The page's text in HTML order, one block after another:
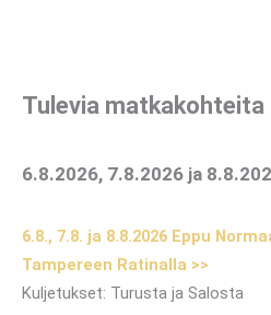
Tulevia matkakohteita
6.8.2026, 7.8.2026 ja
6.8., 7.8. ja 8.8.2026 Eppu
Tampereen Ratinalla >>
Kuljetukset: Turusta ja Salosta